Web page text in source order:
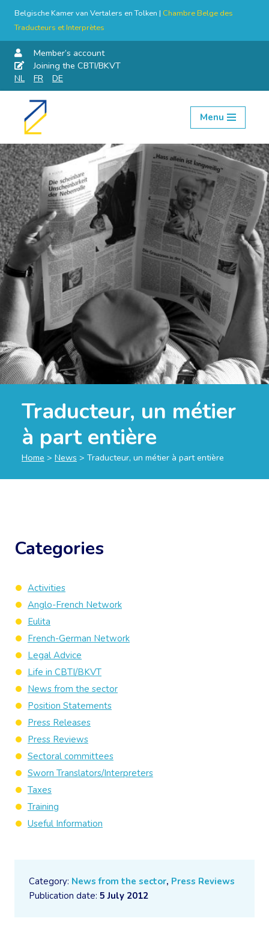
Belgische Kamer van Vertalers en Tolken | Chambre Belge des
Traducteurs et Interprètes
Member’s account
Joining the CBTI/BKVT
NL
FR DE
Skip
content
Menu
Traducteur, un métier
à part entière
Home > News > Traducteur, un métier à part entière
Category: News from the sector, Press Reviews
Publication date: 5 July 2012
Categories
Activities
Anglo-French Network
Eulita
French-German Network
Legal Advice
Life in CBTI/BKVT
News from the sector
Position Statements
Press Releases
Press Reviews
Sectoral committees
Sworn Translators/Interpreters
Taxes
Training
Useful Information